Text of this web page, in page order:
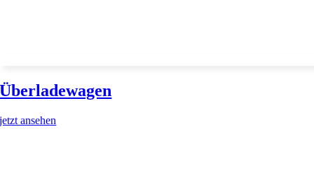
Überladewagen
jetzt ansehen